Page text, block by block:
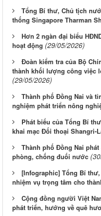
Tổng Bí thư, Chủ tịch
thống Singapore Tharman
Hơn 2 ngàn đại biểu
hoạt động (29/05/2026)
Đoàn kiểm tra của Bộ
thành khối lượng công việc
(29/05/2026)
Thành phố Đồng Nai và
nghiệm phát triển nông
Phát biểu của Tổng Bí
khai mạc Đối thoại Shangri-
Thành phố Đồng Nai
phòng, chống đuối nước
[Infographic] Tổng Bí
nhiệm vụ trọng tâm cho
Cộng đồng người Việt
phát triển, hướng về quê